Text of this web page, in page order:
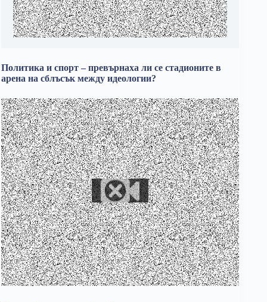
Политика и спорт – превърнаха ли се стадионите в
арена на сблъсък между идеологии?